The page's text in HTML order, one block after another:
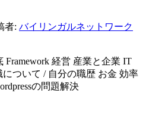
者: バイリンガルネットワーク
Framework 経営 産業と企業 IT
について / 自分の職歴 お金 効率
の問題解決